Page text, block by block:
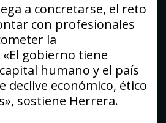
a concretarse, el reto
con profesionales
la
gobierno tiene
humano y el país
declive económico, ético
sostiene Herrera.